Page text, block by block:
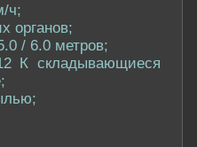
ч;
органов;
/ 6.0 метров;
К складывающиеся